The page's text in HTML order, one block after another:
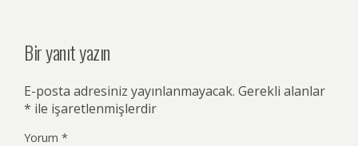
Bir yanıt yazın
E-posta adresiniz yayınlanmayacak. Gerekli alanlar
* ile işaretlenmişlerdir
Yorum *